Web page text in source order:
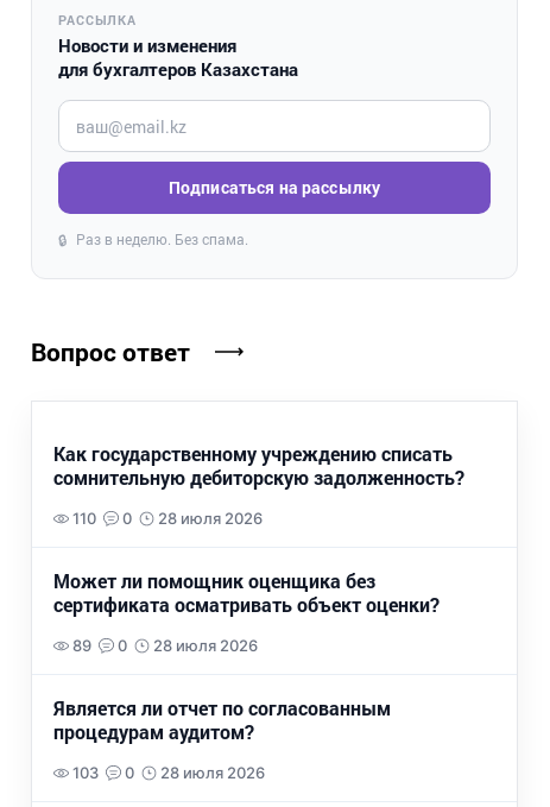
РАССЫЛКА
Новости и изменения
для бухгалтеров Казахстана
Введите ваш e-mail
Подписаться на рассылку
🔒 Раз в неделю. Без спама.
Вопрос ответ
Как государственному учреждению списать
сомнительную дебиторскую задолженность?
110 0 28 июля 2026
Может ли помощник оценщика без
сертификата осматривать объект оценки?
89 0 28 июля 2026
Является ли отчет по согласованным
процедурам аудитом?
103 0 28 июля 2026